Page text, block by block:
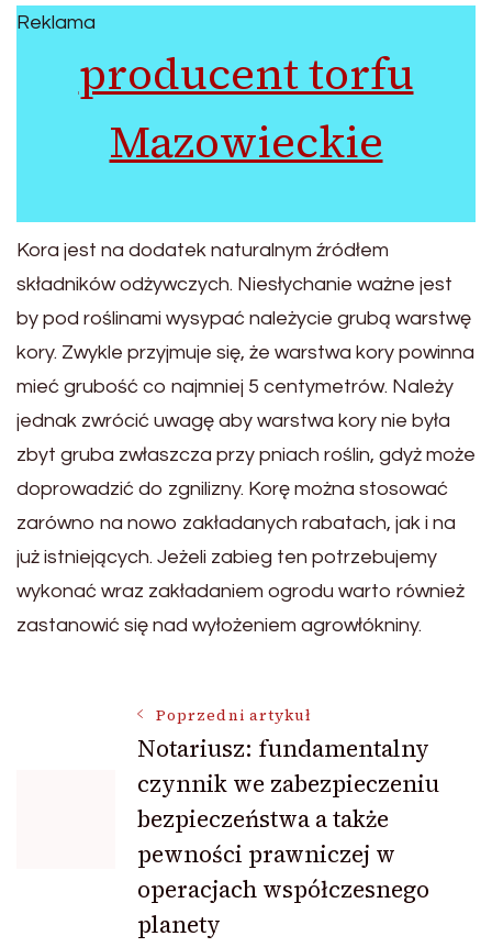
Reklama
producent torfu
Mazowieckie
Kora jest na dodatek naturalnym źródłem
składników odżywczych. Niesłychanie ważne jest
by pod roślinami wysypać należycie grubą warstwę
kory. Zwykle przyjmuje się, że warstwa kory powinna
mieć grubość co najmniej 5 centymetrów. Należy
jednak zwrócić uwagę aby warstwa kory nie była
zbyt gruba zwłaszcza przy pniach roślin, gdyż może
doprowadzić do zgnilizny. Korę można stosować
zarówno na nowo zakładanych rabatach, jak i na
już istniejących. Jeżeli zabieg ten potrzebujemy
wykonać wraz zakładaniem ogrodu warto również
zastanowić się nad wyłożeniem agrowłókniny.
Nawigacja
wpisu
Poprzedni artykuł
Notariusz: fundamentalny
czynnik we zabezpieczeniu
bezpieczeństwa a także
pewności prawniczej w
operacjach współczesnego
planety